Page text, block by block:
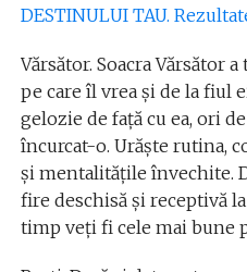
DESTINULUI TAU.
Vărsător. Soacra Vărsător
pe care îl vrea şi de la fiul
gelozie de faţă cu ea, ori
încurcat-o. Urăşte rutina,
şi mentalităţile învechite.
fire deschisă şi receptivă
timp veţi fi cele mai bune